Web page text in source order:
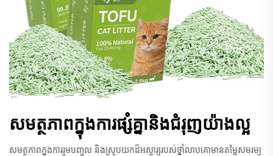
សមត្ថភាពក្នុងការផ្សំគ្នានិងជំរុញយ៉ាងល្អ
សមត្ថភាព​ក្នុង​ការ​រួម​បញ្ចូល និង​ស្រូប​យក​ដ៏​អស្ចារ្យ​របស់​ថ្នាំលាប​គោ​មាន​តម្លៃ​សមរម្យ